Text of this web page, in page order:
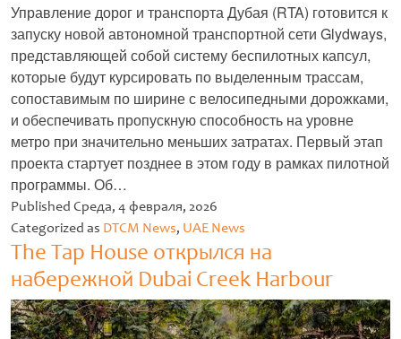
Управление дорог и транспорта Дубая (RTA) готовится к
запуску новой автономной транспортной сети Glydways,
представляющей собой систему беспилотных капсул,
которые будут курсировать по выделенным трассам,
сопоставимым по ширине с велосипедными дорожками,
и обеспечивать пропускную способность на уровне
метро при значительно меньших затратах. Первый этап
проекта стартует позднее в этом году в рамках пилотной
программы. Об…
Untitled
Published Среда, 4 февраля, 2026
Categorized as DTCM News, UAE News
The Tap House открылся на
набережной Dubai Creek Harbour